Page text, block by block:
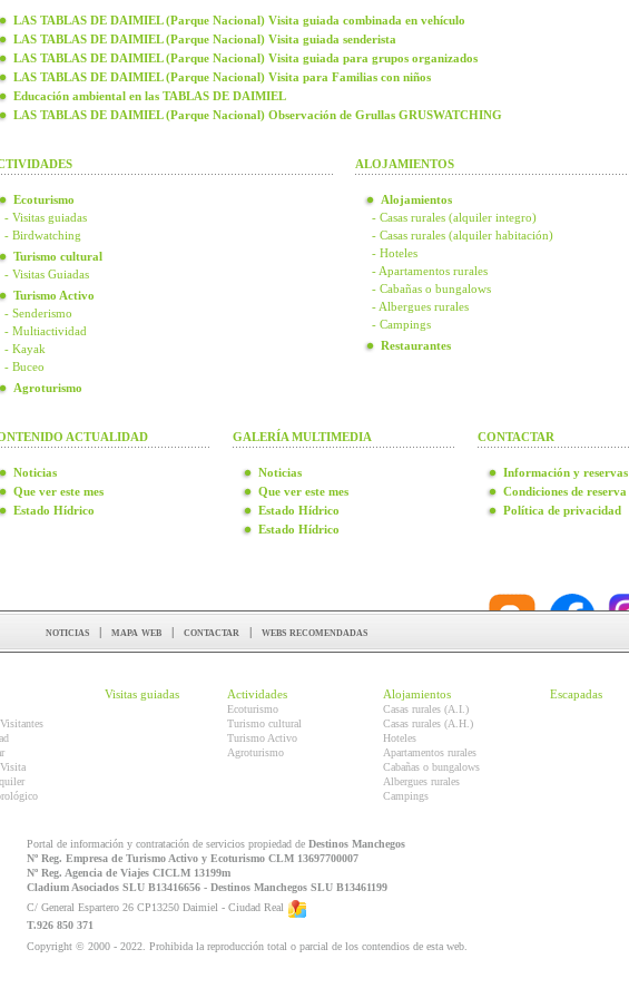
LAS TABLAS DE DAIMIEL (Parque Nacional) Visita guiada combinada en vehículo
LAS TABLAS DE DAIMIEL (Parque Nacional) Visita guiada senderista
LAS TABLAS DE DAIMIEL (Parque Nacional) Visita guiada para grupos organizados
LAS TABLAS DE DAIMIEL (Parque Nacional) Visita para Familias con niños
Educación ambiental en las TABLAS DE DAIMIEL
LAS TABLAS DE DAIMIEL (Parque Nacional) Observación de Grullas GRUSWATCHING
Ecoturismo
- Visitas guiadas
- Birdwatching
Turismo cultural
- Visitas Guiadas
Turismo Activo
- Senderismo
- Multiactividad
- Kayak
- Buceo
Agroturismo
ALOJAMIENTOS
Alojamientos
- Casas rurales (alquiler integro)
- Casas rurales (alquiler habitación)
- Hoteles
- Apartamentos rurales
- Cabañas o bungalows
- Albergues rurales
- Campings
Restaurantes
ACTUALIDAD
Noticias
Que ver este mes
Estado Hídrico
GALERÍA MULTIMEDIA
Noticias
Que ver este mes
Estado Hídrico
Estado Hídrico
CONTACTAR
Información y reservas
Condiciones de reserva
Política de privacidad
noticias | mapa web | contactar | webs recomendadas
Visitas guiadas Actividades
Ecoturismo
Turismo cultural
Turismo Activo
Agroturismo
Alojamientos
Casas rurales (A.I.)
Casas rurales (A.H.)
Hoteles
Apartamentos rurales
Cabañas o bungalows
Albergues rurales
Campings
Escapadas
Portal de información y contratación de servicios propiedad de Destinos Manchegos
Nº Reg. Empresa de Turismo Activo y Ecoturismo CLM 13697700007
Nº Reg. Agencia de Viajes CICLM 13199m
Cladium Asociados SLU B13416656 - Destinos Manchegos SLU B13461199
C/ General Espartero 26 CP13250 Daimiel - Ciudad Real
T.926 850 371
Copyright © 2000 - 2022. Prohibida la reproducción total o parcial de los contendios de esta web.